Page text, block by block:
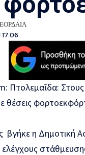
Πτολεμαΐδα:
θέσεις
βγήκε η Δημοτική